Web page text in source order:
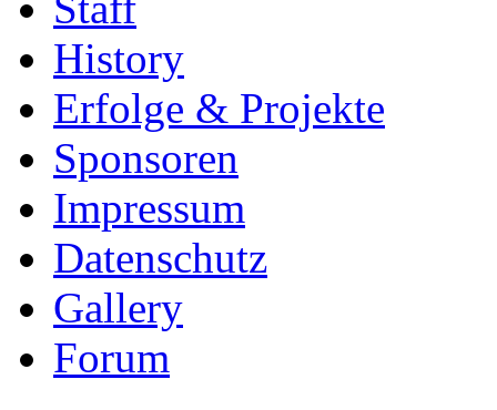
History
Erfolge & Projekte
Sponsoren
Impressum
Datenschutz
Gallery
Forum